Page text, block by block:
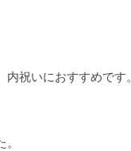
祝いにおすすめです。